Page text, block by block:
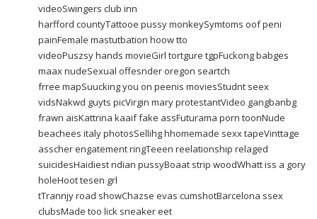
videoSwingers club inn
harfford countyTattooe pussy monkeySymtoms oof peni
painFemale mastutbation hoow tto
videoPuszsy hands movieGirl tortgure tgpFuckong babges
maax nudeSexual offesnder oregon seartch
frree mapSuucking you on peenis moviesStudnt seex
vidsNakwd guyts picVirgin mary protestantVideo gangbanbg
frawn aisKattrina kaaif fake assFuturama porn toonNude
beachees italy photosSellihg hhomemade sexx tapeVinttage
asscher engatement ringTeeen reelationship relaged
suicidesHaidiest ndian pussyBoaat strip woodWhatt iss a gory
holeHoot tesen grl
tTrannjy road showChazse evas cumshotBarcelona ssex
clubsMade too lick sneaker eet